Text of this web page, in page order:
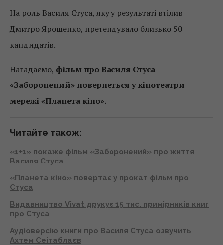
На роль Василя Стуса, яку у результаті втілив
Дмитро Ярошенко, претендувало близько 50
кандидатів.
Нагадаємо, фільм про Василя Стуса
«Заборонений» повернеться у кінотеатри
мережі «Планета кіно».
Читайте також:
«1+1» покаже фільм «Заборонений» про життя
Василя Стуса
«Планета кіно» повертає у прокат фільм про
Стуса
Видавництво Vivat друкує 15 тис. примірників книг
про Стуса
Аудіоверсію книги про Василя Стуса озвучить
Ахтем Сеітаблаєв